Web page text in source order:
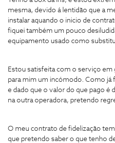
mesma, devido á lentidão que a
instalar aquando o inicio de
fiquei também um pouco
equipamento usado como
Estou satisfeita com o serviço em
para mim um incómodo. Como já
e dado que o valor do que pago é
na outra operadora, pretendo
O meu contrato de fidelização
que pretendo saber o que tenho